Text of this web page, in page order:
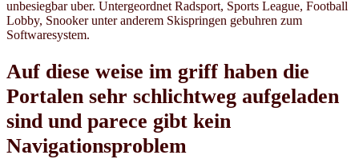
unbesiegbar uber. Untergeordnet Radsport, Sports League, Football
Lobby, Snooker unter anderem Skispringen gebuhren zum
Softwaresystem.
Auf diese weise im griff haben die
Portalen sehr schlichtweg aufgeladen
sind und parece gibt kein
Navigationsproblem